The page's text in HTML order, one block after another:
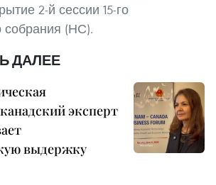
2-й сессии 15-го
собрания (НС).
ДАЛЕЕ
эксперт
выдержку